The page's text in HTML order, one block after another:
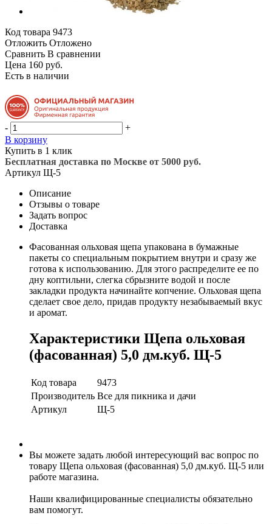
Код товара 9473
Отложить Отложено
Сравнить В сравнении
Цена 160 руб.
Есть в наличии
-
+
В корзину
Купить в 1 клик
Бесплатная доставка по Москве от 5000 руб.
Артикул Щ-5
Описание
Отзывы о товаре
Задать вопрос
Доставка
Фасованная ольховая щепа упакована в бумажные
пакеты со специальным покрытием внутри и сразу же
готова к использованию. Для этого распределите ее по
дну коптильни, слегка сбрызните водой и после
закладки продукта начинайте копчение. Ольховая щепа
сделает свое дело, придав продукту незабываемый вкус
и аромат.
Характеристики Щепа ольховая
(фасованная) 5,0 дм.куб. Щ-5
Код товара
9473
Производитель Все для пикника и дачи
Артикул
Щ-5
Вы можете задать любой интересующий вас вопрос по
товару Щепа ольховая (фасованная) 5,0 дм.куб. Щ-5 или
работе магазина.
Наши квалифицированные специалисты обязательно
вам помогут.